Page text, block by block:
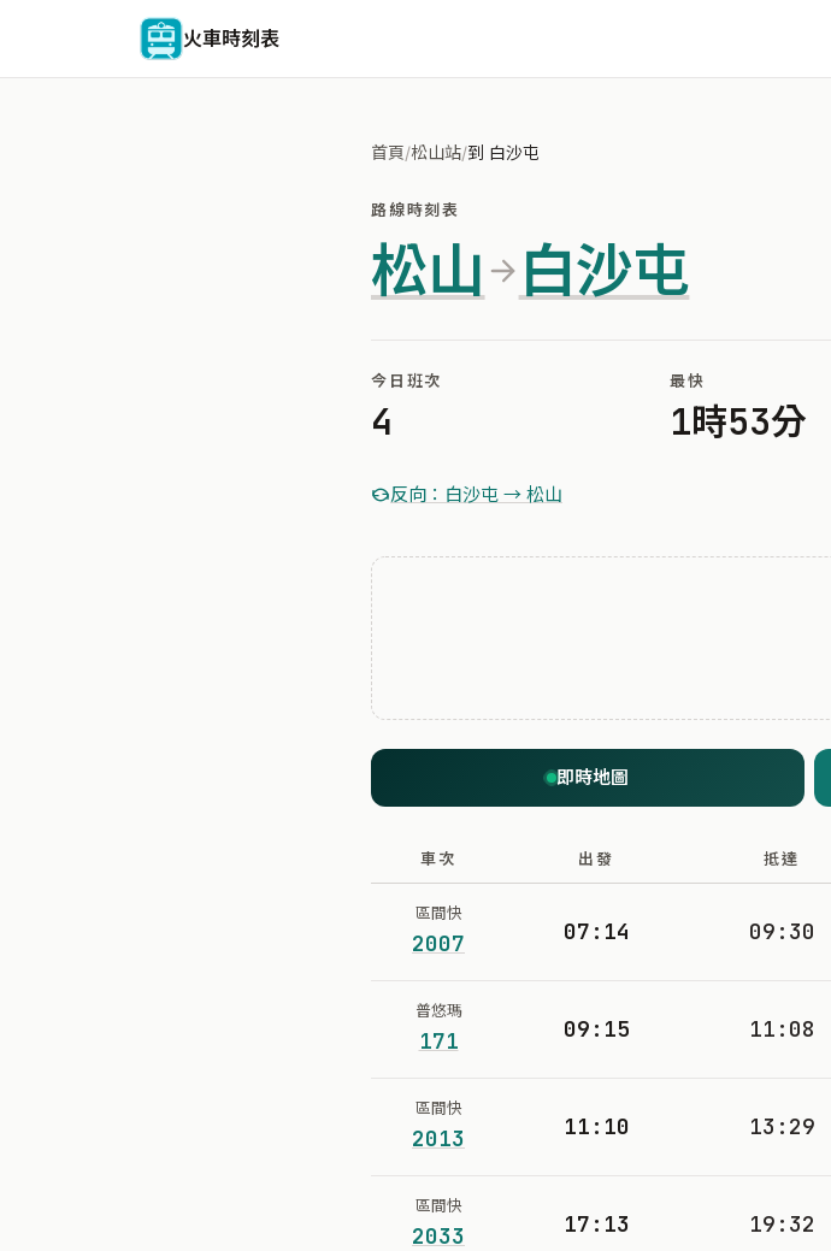
火車時刻表
首頁/松山站/到 白沙屯
路線時刻表
松山 白沙屯
今日班次
4
最快
1時53分
反向：白沙屯 → 松山
即時地圖
車次 出發 抵達
區間快
2007 07:14 09:30
普悠瑪
171 09:15 11:08
區間快
2013 11:10 13:29
區間快
2033 17:13 19:32